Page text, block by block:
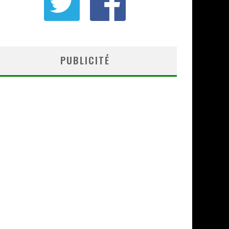
PUBLICITÉ